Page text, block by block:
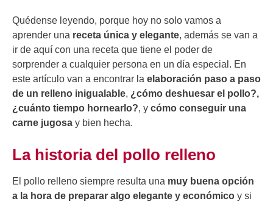
Quédense leyendo, porque hoy no solo vamos a
aprender una receta única y elegante, además se van a
ir de aquí con una receta que tiene el poder de
sorprender a cualquier persona en un día especial. En
este artículo van a encontrar la elaboración paso a paso
de un relleno inigualable, ¿cómo deshuesar el pollo?,
¿cuánto tiempo hornearlo?, y cómo conseguir una
carne jugosa y bien hecha.
La historia del pollo relleno
​​El pollo relleno siempre resulta una muy buena opción
a la hora de preparar algo elegante y económico y si